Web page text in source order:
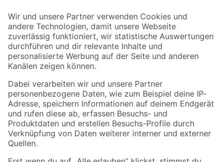
Der toom Newsletter: Keine Angebote und Aktionen mehr verpassen!
Zur Newsletter Anmeldung
Folge uns
Zahlungsarten Versandarten
Sicher einkaufen